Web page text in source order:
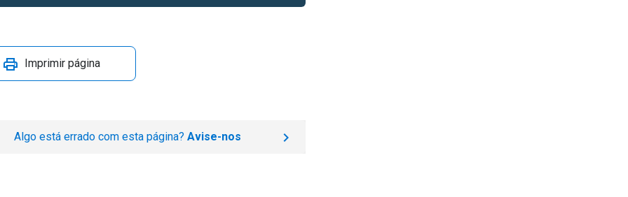
Imprimir página
Algo está errado com esta página? Avise-nos